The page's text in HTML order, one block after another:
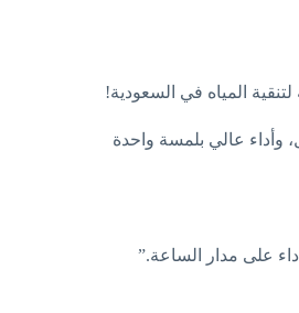
لتنقية المياه في السعودية!
على مدار الساعة.”